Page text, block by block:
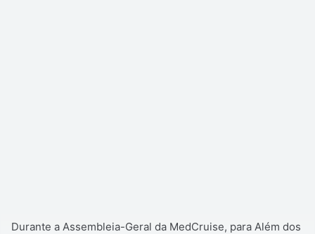
Durante a Assembleia-Geral da MedCruise, para Além dos